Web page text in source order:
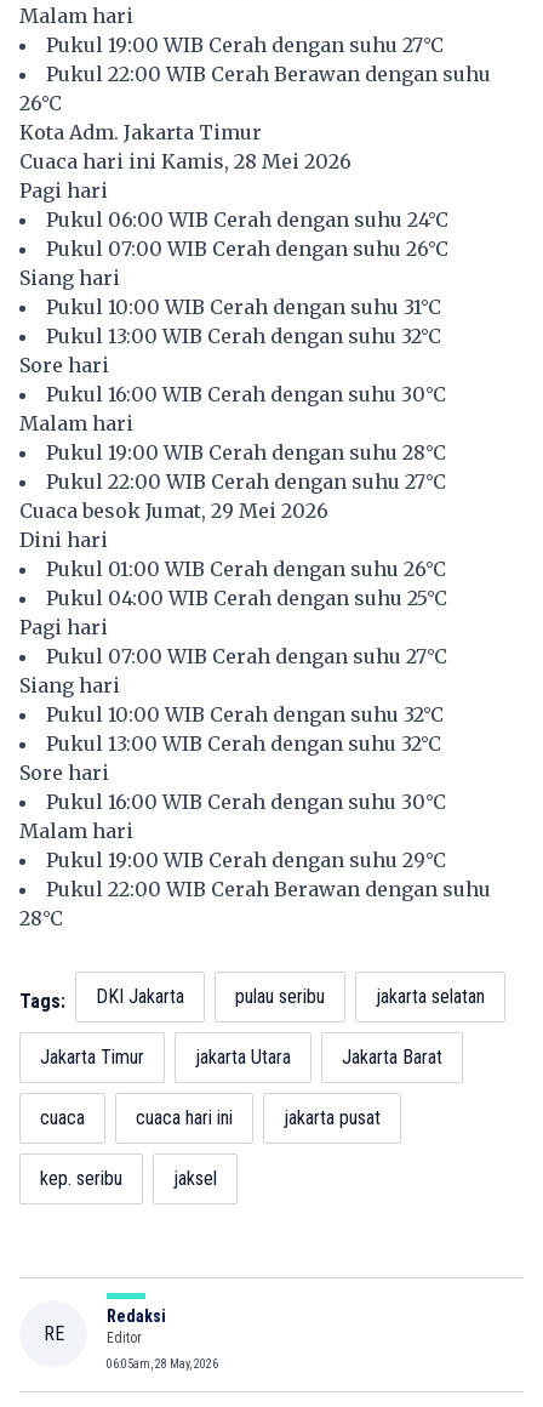
Malam hari
Pukul 19:00 WIB Cerah dengan suhu 27°C
Pukul 22:00 WIB Cerah Berawan dengan suhu
26°C
Kota Adm. Jakarta Timur
Cuaca hari ini Kamis, 28 Mei 2026
Pagi hari
Pukul 06:00 WIB Cerah dengan suhu 24°C
Pukul 07:00 WIB Cerah dengan suhu 26°C
Siang hari
Pukul 10:00 WIB Cerah dengan suhu 31°C
Pukul 13:00 WIB Cerah dengan suhu 32°C
Sore hari
Pukul 16:00 WIB Cerah dengan suhu 30°C
Malam hari
Pukul 19:00 WIB Cerah dengan suhu 28°C
Pukul 22:00 WIB Cerah dengan suhu 27°C
Cuaca besok Jumat, 29 Mei 2026
Dini hari
Pukul 01:00 WIB Cerah dengan suhu 26°C
Pukul 04:00 WIB Cerah dengan suhu 25°C
Pagi hari
Pukul 07:00 WIB Cerah dengan suhu 27°C
Siang hari
Pukul 10:00 WIB Cerah dengan suhu 32°C
Pukul 13:00 WIB Cerah dengan suhu 32°C
Sore hari
Pukul 16:00 WIB Cerah dengan suhu 30°C
Malam hari
Pukul 19:00 WIB Cerah dengan suhu 29°C
Pukul 22:00 WIB Cerah Berawan dengan suhu
28°C
Tags: DKI Jakarta pulau seribu jakarta selatan
Jakarta Timur jakarta Utara Jakarta Barat
cuaca cuaca hari ini jakarta pusat
kep. seribu jaksel
RE
Redaksi
Editor
06:05am, 28 May, 2026